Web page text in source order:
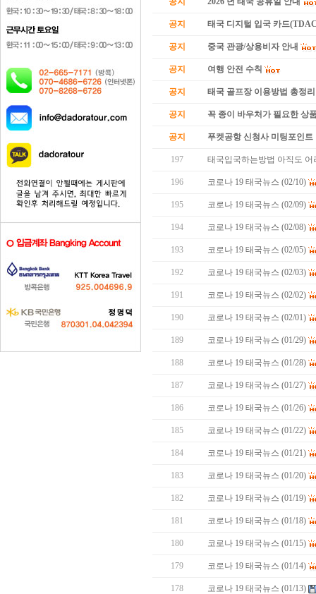
공지 태국 디지털 입국 카드
공지 중국 관광/상용비자 안내
공지 여행 안전 수칙
공지 태국 골프장 이용방법 총정리
공지 꼭 종이 바우처가 필요한 상
공지 푸켓공항 신청사 미팅포인트
197 태국입국하는방법 아직도 어
196 코로나 19 태국뉴스 (02/10)
195 코로나 19 태국뉴스 (02/09)
194 코로나 19 태국뉴스 (02/08)
193 코로나 19 태국뉴스 (02/05)
192 코로나 19 태국뉴스 (02/03)
191 코로나 19 태국뉴스 (02/02)
190 코로나 19 태국뉴스 (02/01)
189 코로나 19 태국뉴스 (01/29)
188 코로나 19 태국뉴스 (01/28)
187 코로나 19 태국뉴스 (01/27)
186 코로나 19 태국뉴스 (01/26)
185 코로나 19 태국뉴스 (01/22)
184 코로나 19 태국뉴스 (01/21)
183 코로나 19 태국뉴스 (01/20)
182 코로나 19 태국뉴스 (01/19)
181 코로나 19 태국뉴스 (01/18)
180 코로나 19 태국뉴스 (01/15)
179 코로나 19 태국뉴스 (01/14)
178 코로나 19 태국뉴스 (01/13)